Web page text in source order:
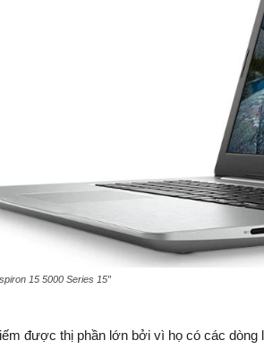
15 5000 Series 15″
được thị phần lớn bởi vì họ có các